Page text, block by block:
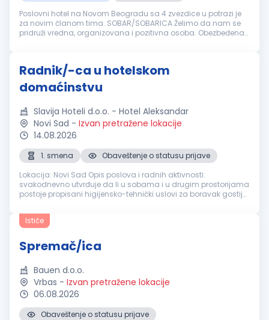
Poslovni hotel na Novom Beogradu sa 4 zvezdice u potrazi je
za novim članom tima. SOBAR/SOBARICA Želimo da nam se
pridruži vredna, organizovana i pozitivna osoba. Obezbeđena
Radnik/-ca u hotelskom
domaćinstvu
Slavija Hoteli d.o.o. - Hotel Aleksandar
Novi Sad - Izvan pretražene lokacije
14.08.2026
1. smena
Obaveštenje o statusu prijave
Lokacija: Novi Sad Opis poslova i radnih aktivnosti:
svakodnevno utvrđuje da li u sobama i u drugim prostorijama
postoje propisani higijensko-tehnički uslovi za boravak gostiju,
dogov...
Ističe
Spremač/ica
Bauen d.o.o.
Vrbas - Izvan pretražene lokacije
06.08.2026
Obaveštenje o statusu prijave